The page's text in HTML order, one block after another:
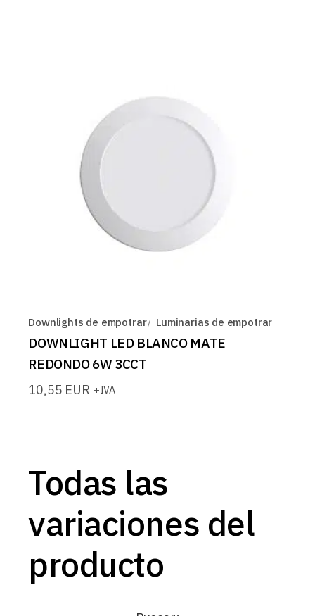
Downlights de empotrar Luminarias de empotrar
DOWNLIGHT LED BLANCO MATE
REDONDO 6W 3CCT
10,55 EUR +IVA
Todas las
variaciones del
producto